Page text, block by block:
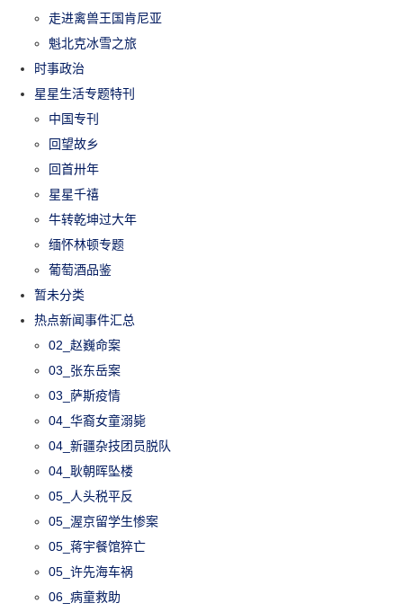
走进禽兽王国肯尼亚
魁北克冰雪之旅
时事政治
星星生活专题特刊
中国专刊
回望故乡
回首卅年
星星千禧
牛转乾坤过大年
缅怀林顿专题
葡萄酒品鉴
暂未分类
热点新闻事件汇总
02_赵巍命案
03_张东岳案
03_萨斯疫情
04_华裔女童溺毙
04_新疆杂技团员脱队
04_耿朝晖坠楼
05_人头税平反
05_渥京留学生惨案
05_蒋宇餐馆猝亡
05_许先海车祸
06_病童救助